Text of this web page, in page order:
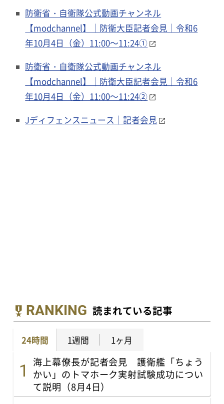
防衛省・自衛隊公式動画チャンネル
【modchannel】｜防衛大臣記者会見｜令和6
年10月4日（金）11:00～11:24①
防衛省・自衛隊公式動画チャンネル
【modchannel】｜防衛大臣記者会見｜令和6
年10月4日（金）11:00～11:24②
Jディフェンスニュース｜記者会見
RANKING 読まれている記事
24時間 1週間 1ヶ月
海上幕僚長が記者会見 護衛艦「ちょう
かい」のトマホーク実射試験成功につい
て説明（8月4日）